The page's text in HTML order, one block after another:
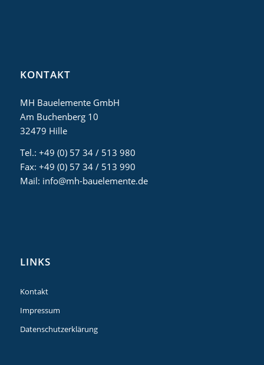
KONTAKT
MH Bauelemente GmbH
Am Buchenberg 10
32479 Hille
Tel.: +49 (0) 57 34 / 513 980
Fax: +49 (0) 57 34 / 513 990
Mail: info@mh-bauelemente.de
LINKS
Kontakt
Impressum
Datenschutzerklärung